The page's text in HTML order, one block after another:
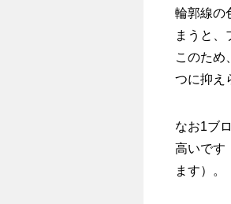
輪郭線の
まうと、
このため
つに抑え
なお1ブ
高いです
ます）。